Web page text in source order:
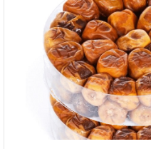
meyvesi, Orta Doğu
iklimlerde yetişir. Tüketilmeden önce
meyvenin tatlı ve lezzetli olmasını
atıştırmalık olmasıyla birlikte,
Taze hurma satın almak için doğru
almak isteyenler için en güvenilir ve
almak istiyorsanız,
kapınıza kadar gelmesini